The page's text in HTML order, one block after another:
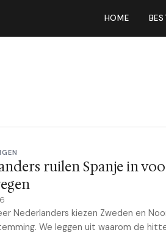
HOME
ruilen Spanje in
Nederlanders kiezen Zweden en
We leggen uit waarom de